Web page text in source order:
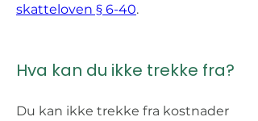
skatteloven § 6-40.
Hva kan du ikke trekke fra?
Du kan ikke trekke fra kostnader